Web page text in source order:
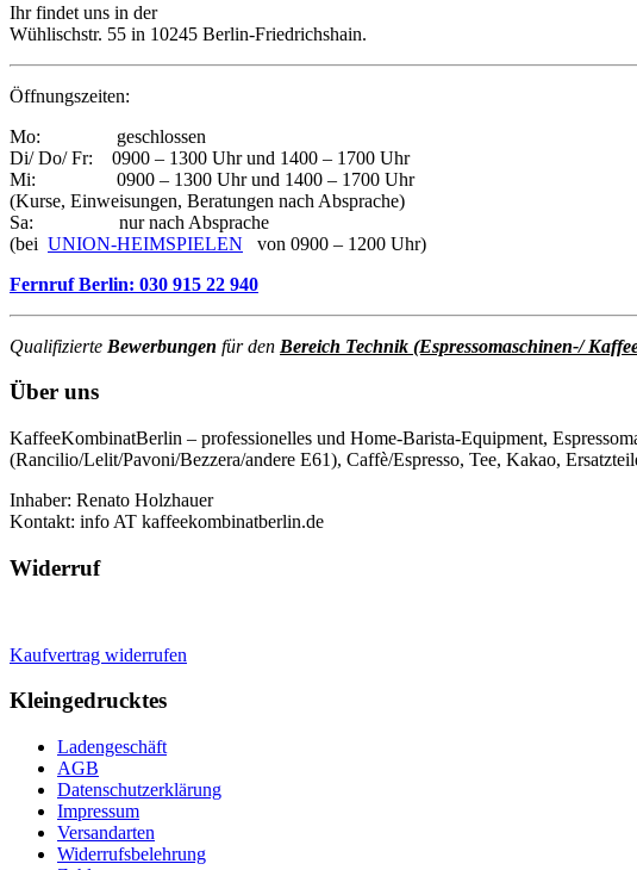
Ihr findet uns in der
Wühlischstr. 55 in 10245 Berlin-Friedrichshain.
Öffnungszeiten:
Mo: geschlossen
Di/ Do/ Fr: 0900 – 1300 Uhr und 1400 – 1700 Uhr
Mi: 0900 – 1300 Uhr und 1400 – 1700 Uhr
(Kurse, Einweisungen, Beratungen nach Absprache)
Sa: nur nach Absprache
(bei UNION-HEIMSPIELEN von 0900 – 1200 Uhr)
Fernruf Berlin: 030 915 22 940
Qualifizierte Bewerbungen für den Bereich Technik (Espressomaschinen-/
Über uns
KaffeeKombinatBerlin – professionelles und Home-Barista-Equipment,
(Rancilio/Lelit/Pavoni/Bezzera/andere E61), Caffè/Espresso, Tee, Kakao,
Inhaber: Renato Holzhauer
Kontakt: info AT kaffeekombinatberlin.de
Widerruf
Kaufvertrag widerrufen
Kleingedrucktes
Ladengeschäft
AGB
Datenschutzerklärung
Impressum
Versandarten
Widerrufsbelehrung